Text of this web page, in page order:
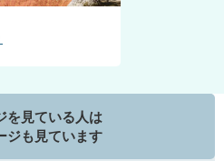
を見ている人は
ジも見ています